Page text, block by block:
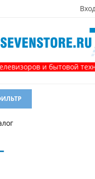
и бытовой техники!